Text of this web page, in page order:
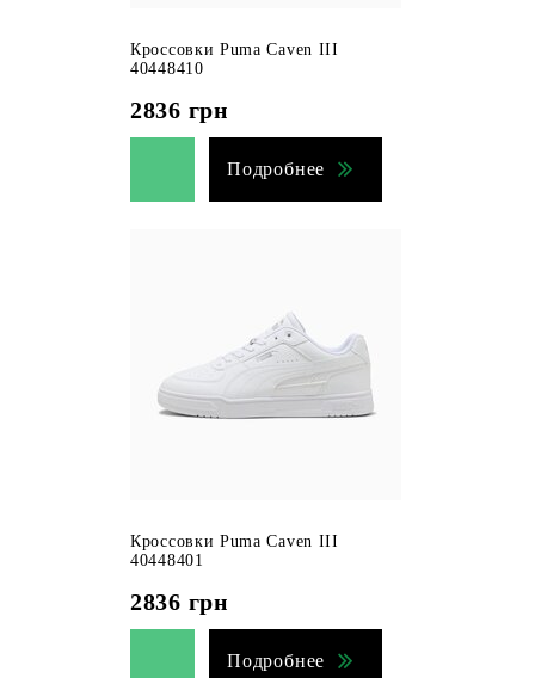
Кроссовки Puma Caven III
40448410
2836 грн
Подробнее
Кроссовки Puma Caven III
40448401
2836 грн
Подробнее